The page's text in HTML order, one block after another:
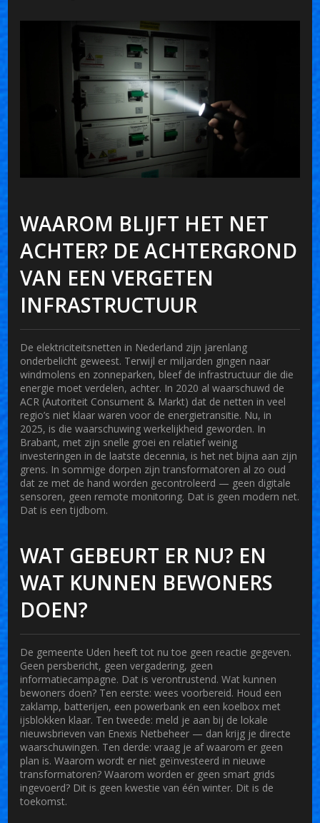
WAAROM BLIJFT HET NET
ACHTER? DE ACHTERGROND
VAN EEN VERGETEN
INFRASTRUCTUUR
De elektriciteitsnetten in Nederland zijn jarenlang
onderbelicht geweest. Terwijl er miljarden gingen naar
windmolens en zonneparken, bleef de infrastructuur die die
energie moet verdelen, achter. In 2020 al waarschuwd de
ACR (Autoriteit Consument & Markt) dat de netten in veel
regio’s niet klaar waren voor de energietransitie. Nu, in
2025, is die waarschuwing werkelijkheid geworden. In
Brabant, met zijn snelle groei en relatief weinig
investeringen in de laatste decennia, is het net bijna aan zijn
grens. In sommige dorpen zijn transformatoren al zo oud
dat ze met de hand worden gecontroleerd — geen digitale
sensoren, geen remote monitoring. Dat is geen modern net.
Dat is een tijdbom.
WAT GEBEURT ER NU? EN
WAT KUNNEN BEWONERS
DOEN?
De gemeente Uden heeft tot nu toe geen reactie gegeven.
Geen persbericht, geen vergadering, geen
informatiecampagne. Dat is verontrustend. Wat kunnen
bewoners doen? Ten eerste: wees voorbereid. Houd een
zaklamp, batterijen, een powerbank en een koelbox met
ijsblokken klaar. Ten tweede: meld je aan bij de lokale
nieuwsbrieven van Enexis Netbeheer — dan krijg je directe
waarschuwingen. Ten derde: vraag je af waarom er geen
plan is. Waarom wordt er niet geïnvesteerd in nieuwe
transformatoren? Waarom worden er geen smart grids
ingevoerd? Dit is geen kwestie van één winter. Dit is de
toekomst.